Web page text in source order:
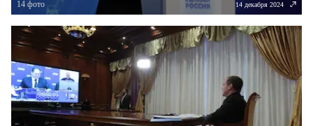
14 фото 14 декабря 2024